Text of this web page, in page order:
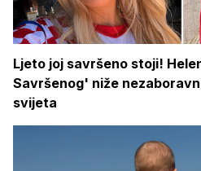
Ljeto joj savršeno stoji!
Savršenog' niže
svijeta